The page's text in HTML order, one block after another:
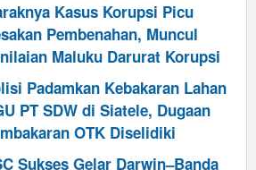
Kasus Korupsi Picu
Pembenahan, Muncul
Maluku Darurat Korupsi
Padamkan Kebakaran Lahan
PT SDW di Siatele, Dugaan
OTK Diselidiki
Sukses Gelar Darwin–Banda